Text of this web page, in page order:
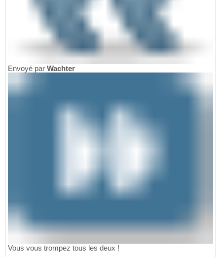
Envoyé par Wachter
Vous vous trompez tous les deux !